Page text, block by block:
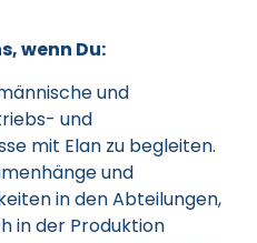
wenn Du:
und
und
mit Elan zu begleiten.
und
in den Abteilungen,
in der Produktion